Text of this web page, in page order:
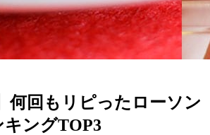
何回もリピったローソン
ングTOP3